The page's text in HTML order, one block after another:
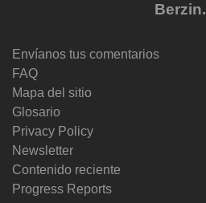
Berzin.
Envíanos tus comentarios
FAQ
Mapa del sitio
Glosario
Privacy Policy
Newsletter
Contenido reciente
Progress Reports